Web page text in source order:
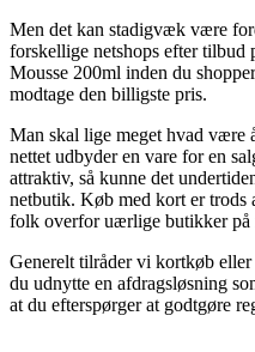
Men det kan stadigvæk være
forskellige netshops efter tilbud
Mousse 200ml inden du
modtage den billigste pris.
Man skal lige meget hvad være
nettet udbyder en vare for en
attraktiv, så kunne det
netbutik. Køb med kort er
folk overfor uærlige butikker på
Generelt tilråder vi kortkøb
du udnytte en afdragsløsning
at du efterspørger at godtgøre